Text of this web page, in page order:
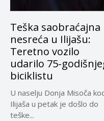
Teška saobraćajna
nesreća u Ilijašu:
Teretno vozilo
udarilo 75-
biciklistu
U naselju Donja Misoča
Ilijaša u petak je došlo do
teške...